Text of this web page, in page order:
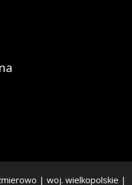
| woj. wielkopolskie |